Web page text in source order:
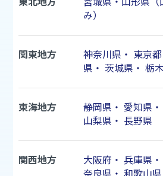
東北地方
宮城県・山形県（
み）
関東地方 神奈川県 ・ 東京都
県 ・ 茨城県 ・ 栃
東海地方 静岡県 ・ 愛知県 ・
山梨県 ・ 長野県
関西地方 大阪府 ・ 兵庫県 ・